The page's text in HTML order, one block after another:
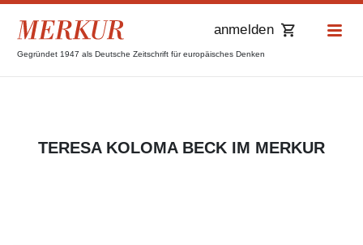
Gegründet 1947 als Deutsche Zeitschrift für europäisches Denken
anmelden
TERESA KOLOMA BECK IM MERKUR